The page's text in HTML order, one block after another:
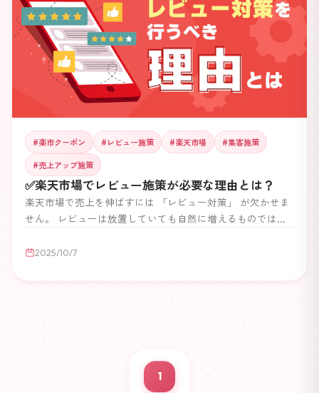
#楽市クーポン #レビュー施策 #楽天市場 #集客施策
#売上アップ施策
✅楽天市場でレビュー施策が必要な理由とは？
楽天市場で売上を伸ばすには 「レビュー対策」 が欠かせま
せん。 レビューは放置していても自然に増えるものではな
この記事では ✅ レビュー施策が必要な理由 ✅ 続けるべき理
す。
2025/10/7
1